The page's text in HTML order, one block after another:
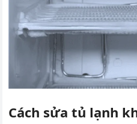
Cách sửa tủ lạnh